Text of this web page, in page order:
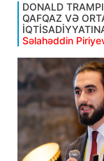
DONALD
QAFQAZ VƏ
Səlahəddin